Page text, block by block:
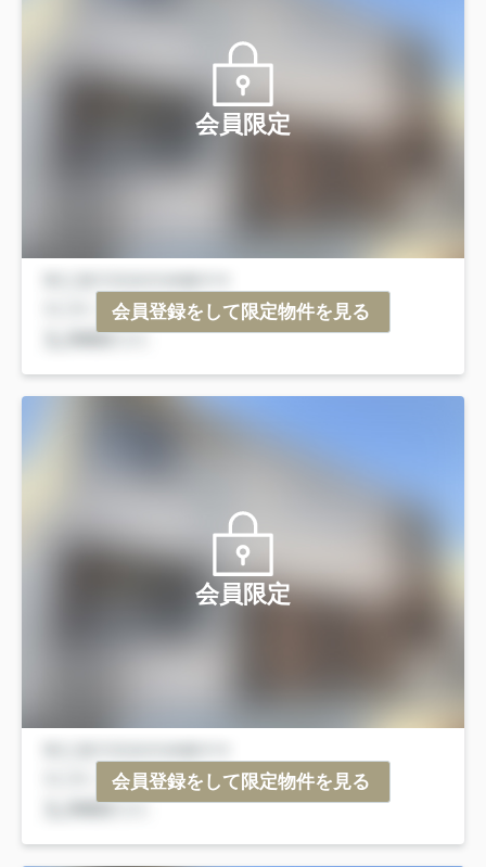
会員限定
会員登録をして限定物件を見る
会員限定
会員登録をして限定物件を見る